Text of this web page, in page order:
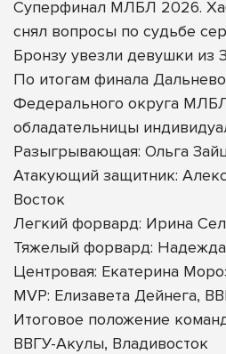
Суперфинал МЛБЛ 2026.
снял вопросы по судьбе
Бронзу увезли девушки из
По итогам финала
Федерального округа
обладательницы
Разыгрывающая: Ольга
Атакующий защитник:
Восток
Легкий форвард: Ирина
Тяжелый форвард:
Центровая: Екатерина
MVP: Елизавета Дейнега,
Итоговое положение
ВВГУ-Акулы, Владивосток